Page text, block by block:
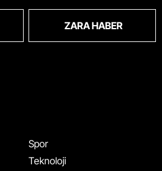
ZARA HABER
Spor
Teknoloji